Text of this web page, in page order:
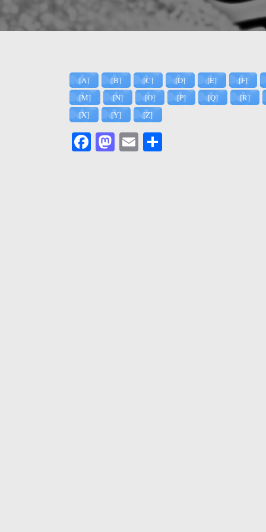
[A] [B] [C] [D] [E] [F]
[M]
[N] [O] [P] [Q] [R]
[X]
[Y] [Z]
Facebook
Mastodon
Email